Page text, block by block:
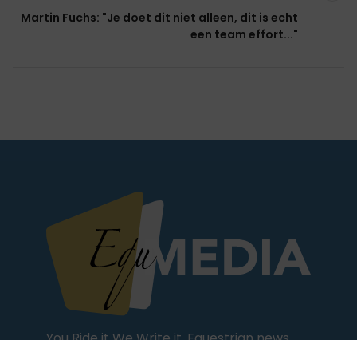
Martin Fuchs: "Je doet dit niet alleen, dit is echt
een team effort..."